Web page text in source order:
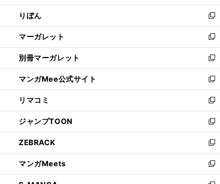
開
く
ウ
で
開
く
ン
ド
ウ
で
開
く
ウ
ィ
ン
ド
ウ
で
開
く
りぼん
新
し
い
ウ
ィ
ン
ド
ウ
で
開
く
マーガレット
新
し
い
ウ
ィ
ン
ド
ウ
で
開
く
別冊マーガレット
新
し
い
ウ
ィ
ン
ド
ウ
で
開
く
マンガMee公式サイト
新
し
い
ウ
ィ
ン
ド
ウ
で
開
リマコミ
新
し
い
ウ
ィ
ン
ド
ウ
ジャンプTOON
新
し
い
ウ
ィ
ン
ZEBRACK
新
し
い
ウ
マンガMeets
新
し